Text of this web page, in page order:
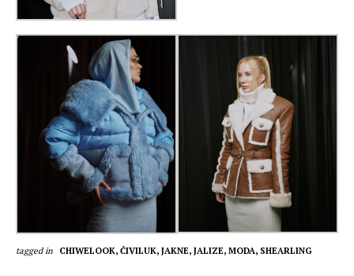
tagged in CHIWELOOK, ČIVILUK, JAKNE, JALIZE, MODA, SHEARLING